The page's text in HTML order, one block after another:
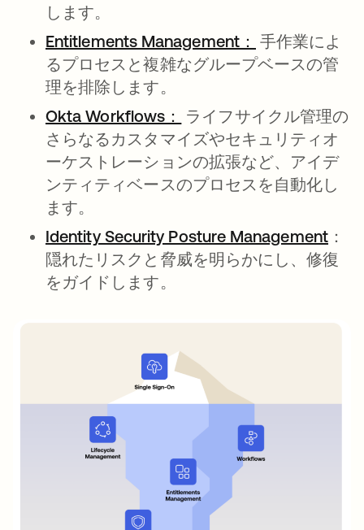
します。
Entitlements Management： 新しいタブで
手作業によ
るプロセスと複雑なグループベースの管
理を排除します。
Okta Workflows：
新しいタブで開く
ライフサイクル管理の
さらなるカスタマイズやセキュリティオ
ーケストレーションの拡張など、アイデ
ンティティベースのプロセスを自動化し
ます。
Identity Security Posture Management新
：
隠れたリスクと脅威を明らかにし、修復
をガイドします。